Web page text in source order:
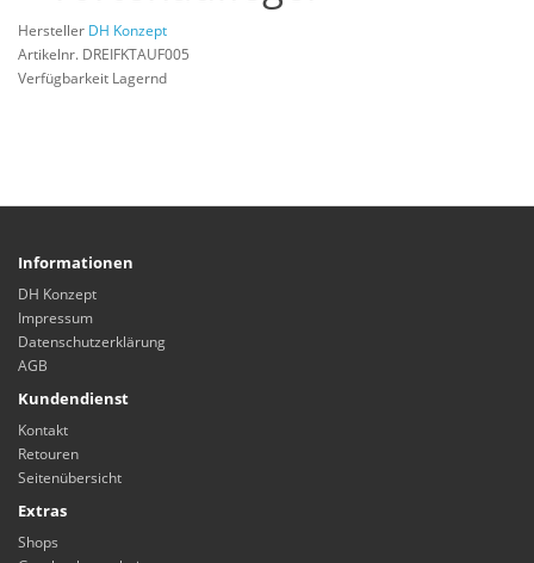
Hersteller DH Konzept
Artikelnr. DREIFKTAUF005
Verfügbarkeit Lagernd
Informationen
DH Konzept
Impressum
Datenschutzerklärung
AGB
Kundendienst
Kontakt
Retouren
Seitenübersicht
Extras
Shops